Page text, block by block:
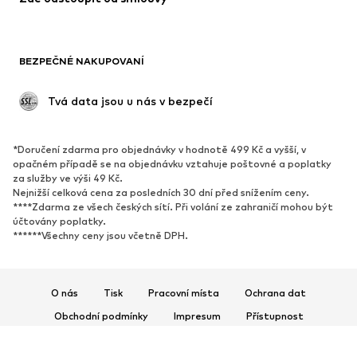
Nové
Kotníkové boty & kozačky
Polobotky
SPORT
Sportovní oblečení
Druhy sportů
Sportovní boty
Kšiltovky & čepice
BEZPEČNÉ NAKUPOVANÍ
Tvá data jsou u nás v bezpečí
*Doručení zdarma pro objednávky v hodnotě 499 Kč a vyšší, v
opačném případě se na objednávku vztahuje poštovné a poplatky
za služby ve výši 49 Kč.
Nejnižší celková cena za posledních 30 dní před snížením ceny.
****Zdarma ze všech českých sítí. Při volání ze zahraničí mohou být
účtovány poplatky.
******Všechny ceny jsou včetně DPH.
O nás Tisk Pracovní místa
Ochrana dat
Obchodní podmínky
Impresum
Přístupnost